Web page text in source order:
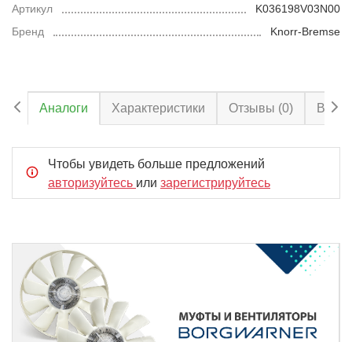
Артикул
K036198V03N00
Бренд
Knorr-Bremse
Аналоги Характеристики Отзывы (0)
Чтобы увидеть больше предложений
авторизуйтесь или зарегистрируйтесь